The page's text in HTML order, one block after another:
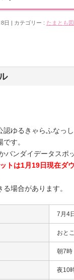
日 カテゴリー : たまとも
ゆるきゃらふなっ
す。
バンダイデータスポ
は1月19日現在ダ
場合があります。
7月4日
おと
朝7時
夜10